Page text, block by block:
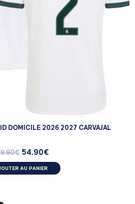
DOMICILE 2026 2027 CARVAJAL
€ 54.90€
AU PANIER